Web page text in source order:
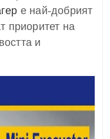
е най-добрият
приоритет на
и